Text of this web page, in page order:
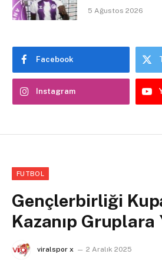
5 Ağustos 2026
Facebook
Instagram
FUTBOL
Gençlerbirliği
Kazanıp Gruplara
viralspor x 2 Aralık 2025